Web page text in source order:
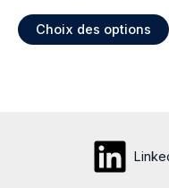
Choix des options